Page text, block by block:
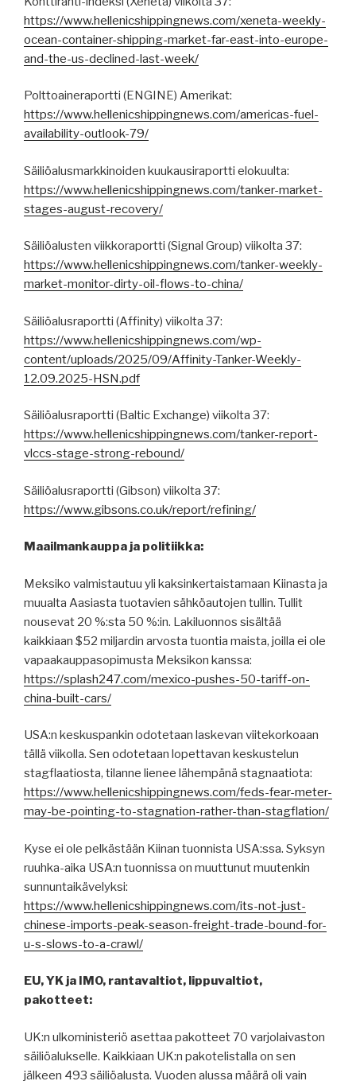
https://www.hellenicshippingnews.com/xeneta-weekly-
ocean-container-shipping-market-far-east-into-europe-
and-the-us-declined-last-week/
Polttoaineraportti (ENGINE) Amerikat:
https://www.hellenicshippingnews.com/americas-fuel-
availability-outlook-79/
Säiliöalusmarkkinoiden kuukausiraportti elokuulta:
https://www.hellenicshippingnews.com/tanker-market-
stages-august-recovery/
Säiliöalusten viikkoraportti (Signal Group) viikolta 37:
https://www.hellenicshippingnews.com/tanker-weekly-
market-monitor-dirty-oil-flows-to-china/
Säiliöalusraportti (Affinity) viikolta 37:
https://www.hellenicshippingnews.com/wp-
content/uploads/2025/09/Affinity-Tanker-Weekly-
12.09.2025-HSN.pdf
Säiliöalusraportti (Baltic Exchange) viikolta 37:
https://www.hellenicshippingnews.com/tanker-report-
vlccs-stage-strong-rebound/
Säiliöalusraportti (Gibson) viikolta 37:
https://www.gibsons.co.uk/report/refining/
Maailmankauppa ja politiikka:
Meksiko valmistautuu yli kaksinkertaistamaan Kiinasta ja
muualta Aasiasta tuotavien sähköautojen tullin. Tullit
nousevat 20 %:sta 50 %:in. Lakiluonnos sisältää
kaikkiaan $52 miljardin arvosta tuontia maista, joilla ei ole
vapaakauppasopimusta Meksikon kanssa:
https://splash247.com/mexico-pushes-50-tariff-on-
china-built-cars/
USA:n keskuspankin odotetaan laskevan viitekorkoaan
tällä viikolla. Sen odotetaan lopettavan keskustelun
stagflaatiosta, tilanne lienee lähempänä stagnaatiota:
https://www.hellenicshippingnews.com/feds-fear-meter-
may-be-pointing-to-stagnation-rather-than-stagflation/
Kyse ei ole pelkästään Kiinan tuonnista USA:ssa. Syksyn
ruuhka-aika USA:n tuonnissa on muuttunut muutenkin
sunnuntaikävelyksi:
https://www.hellenicshippingnews.com/its-not-just-
chinese-imports-peak-season-freight-trade-bound-for-
u-s-slows-to-a-crawl/
EU, YK ja IMO, rantavaltiot, lippuvaltiot,
pakotteet:
UK:n ulkoministeriö asettaa pakotteet 70 varjolaivaston
säiliöalukselle. Kaikkiaan UK:n pakotelistalla on sen
jälkeen 493 säiliöalusta. Vuoden alussa määrä oli vain